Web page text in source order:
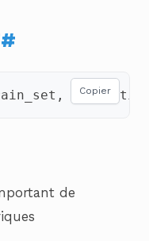
#
, Copier
de